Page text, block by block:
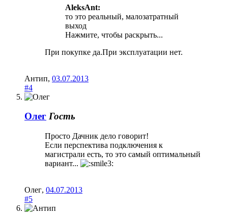
AleksAnt:
то это реальный, малозатратный
выход
Нажмите, чтобы раскрыть...
При покупке да.При эксплуатации нет.
Антип, 03.07.2013
#4
Олег Гость
Просто Дачник дело говорит!
Если перспектива подключения к
магистрали есть, то это самый оптимальный
вариант...
Олег, 04.07.2013
#5